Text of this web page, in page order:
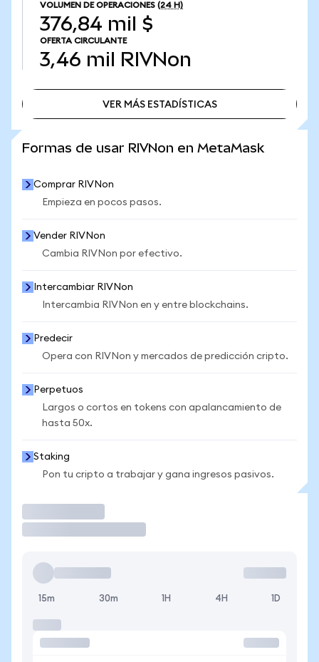
VOLUMEN DE OPERACIONES (24 H)
376,84 mil $
OFERTA CIRCULANTE
3,46 mil RIVNon
VER MÁS ESTADÍSTICAS
Formas de usar RIVNon en MetaMask
Comprar RIVNon
Empieza en pocos pasos.
Vender RIVNon
Cambia RIVNon por efectivo.
Intercambiar RIVNon
Intercambia RIVNon en y entre blockchains.
Predecir
Opera con RIVNon y mercados de predicción cripto.
Perpetuos
Largos o cortos en tokens con apalancamiento de
hasta 50x.
Staking
Pon tu cripto a trabajar y gana ingresos pasivos.
15m 30m 1H 4H 1D